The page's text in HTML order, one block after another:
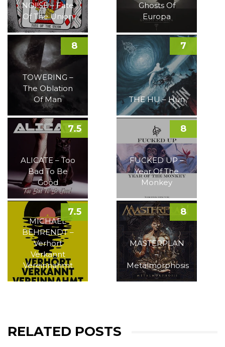
NOI!SE – Fate
Of The Union
Ghosts Of
Europa
TOWERING –
The Oblation
Of Man
8
THE HU – Hun
7
ALICATE – Too
Bad To Be
Good
7.5
FUCKED UP –
Year Of The
Monkey
8
MICHAEL
BEHRENDT –
Verhört
Verkannt
Vereinnahmt
7.5
MASTERPLAN
–
Metalmorphosis
8
RELATED POSTS